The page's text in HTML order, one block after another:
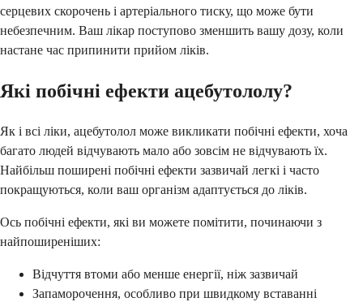
серцевих скорочень і артеріального тиску, що може бути
небезпечним. Ваш лікар поступово зменшить вашу дозу, коли
настане час припинити прийом ліків.
Які побічні ефекти ацебутололу?
Як і всі ліки, ацебутолол може викликати побічні ефекти, хоча
багато людей відчувають мало або зовсім не відчувають їх.
Найбільш поширені побічні ефекти зазвичай легкі і часто
покращуються, коли ваш організм адаптується до ліків.
Ось побічні ефекти, які ви можете помітити, починаючи з
найпоширеніших:
Відчуття втоми або менше енергії, ніж зазвичай
Запаморочення, особливо при швидкому вставанні